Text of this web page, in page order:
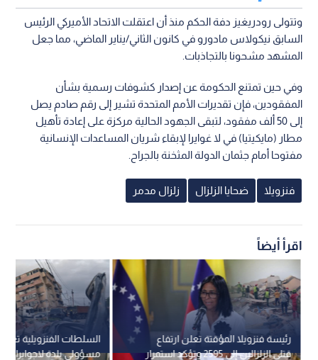
وتتولى رودريغيز دفة الحكم منذ أن اعتقلت الاتحاد الأميركي الرئيس
السابق نيكولاس مادورو في كانون الثاني/يناير الماضي، مما جعل
المشهد مشحونا بالتجاذبات.
وفي حين تمتنع الحكومة عن إصدار كشوفات رسمية بشأن
المفقودين، فإن تقديرات الأمم المتحدة تشير إلى رقم صادم يصل
إلى 50 ألف مفقود، لتبقى الجهود الحالية مركزة على إعادة تأهيل
مطار (مايكيتيا) في لا غوايرا لإبقاء شريان المساعدات الإنسانية
مفتوحا أمام جثمان الدولة المثخنة بالجراح.
فنزويلا ضحايا الزلزال زلزال مدمر
اقرأ أيضاً
السلطات الفنزويلية
مسؤولي بلدة لاجوايرا
رئيسة فنزويلا المؤقتة تعلن ارتفاع
قتلى الزلزالين إلى 2595 وتؤكد استمرار